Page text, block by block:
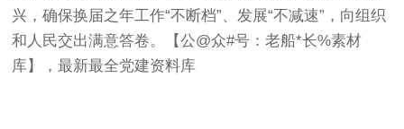
兴，确保换届之年工作“不断档”、发展“不减速”，向组织
和人民交出满意答卷。【公@众#号：老船*长%素材
库】，最新最全党建资料库